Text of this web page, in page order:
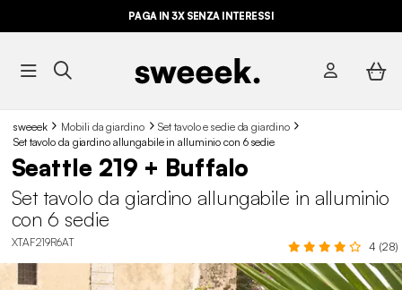
ULTIME OCCASIONI FINO AL -70%*
PAGA IN 3X SENZA INTERESSI
sweeek Mobili da giardino
Set tavolo e sedie da giardino
Set tavolo da giardino allungabile in alluminio con 6 sedie
Seattle 219 + Buffalo
Set tavolo da giardino allungabile in alluminio
con 6 sedie
XTAF219R6AT 4 (28)